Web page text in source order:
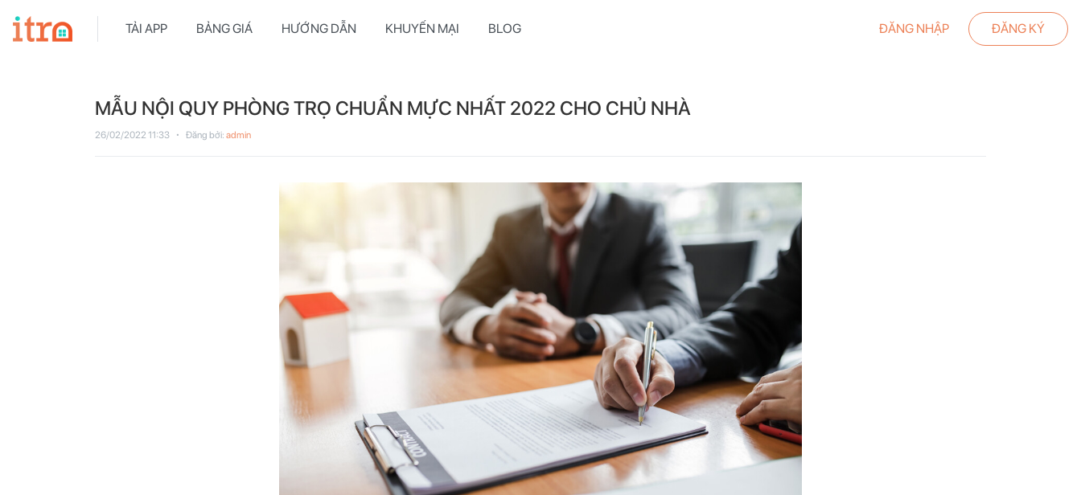
TẢI APP BẢNG GIÁ HƯỚNG DẪN KHUYẾN MẠI BLOG ĐĂNG NHẬP ĐĂNG KÝ
MẪU NỘI QUY PHÒNG TRỌ CHUẨN MỰC NHẤT 2022 CHO CHỦ NHÀ
26/02/2022 11:33 Đăng bởi: admin